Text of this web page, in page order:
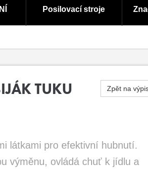
Posilovací stroje
Zpět na
TUKU
látkami pro efektivní hubnutí.
výměnu, ovládá chuť k jídlu a